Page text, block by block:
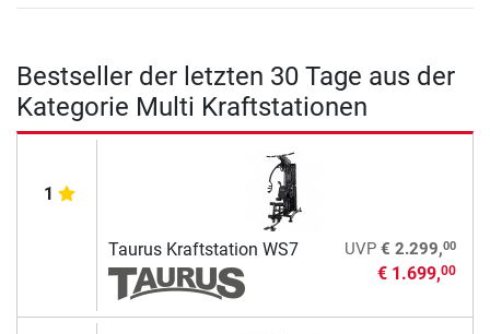
Bestseller der letzten 30 Tage aus der
Kategorie Multi Kraftstationen
1
Taurus Kraftstation WS7 UVP € 2.299,00
€ 1.699,00